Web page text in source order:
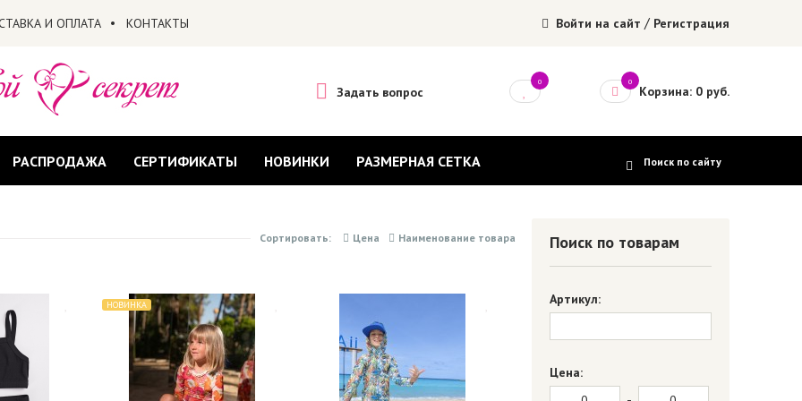
Войти на сайт / Регистрация
И ОПЛАТА КОНТАКТЫ
Задать вопрос
0 0
Корзина: 0 руб.
РАСПРОДАЖА СЕРТИФИКАТЫ НОВИНКИ РАЗМЕРНАЯ СЕТКА
Сортировать: Цена Наименование товара
НОВИНКА
Поиск по товарам
Артикул:
Цена: